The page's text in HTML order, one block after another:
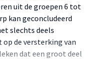
uit de groepen 6 tot
kan geconcludeerd
slechts deels
de versterking van
dat een groot deel